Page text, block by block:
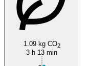
1.09 kg CO2
3 h 13 min